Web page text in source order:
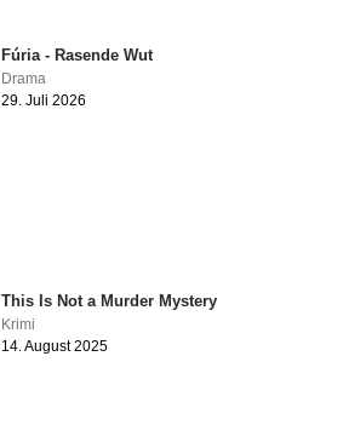
Fúria - Rasende Wut
Drama
29. Juli 2026
This Is Not a Murder Mystery
Krimi
14. August 2025